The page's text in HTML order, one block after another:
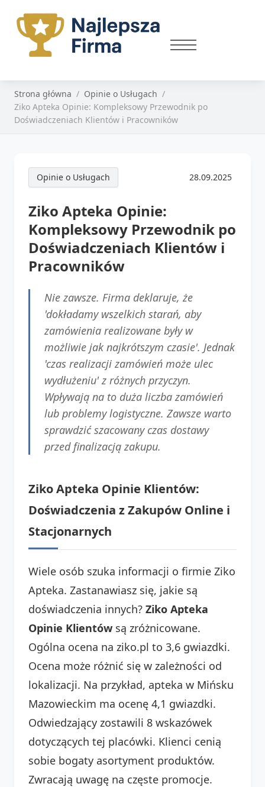
Strona główna
Opinie o Usługach
Ziko Apteka Opinie: Kompleksowy Przewodnik po
Doświadczeniach Klientów i Pracowników
Opinie o Usługach 28.09.2025
Ziko Apteka Opinie:
Kompleksowy Przewodnik po
Doświadczeniach Klientów i
Pracowników
Nie zawsze. Firma deklaruje, że
'dokładamy wszelkich starań, aby
zamówienia realizowane były w
możliwie jak najkrótszym czasie'. Jednak
'czas realizacji zamówień może ulec
wydłużeniu' z różnych przyczyn.
Wpływają na to duża liczba zamówień
lub problemy logistyczne. Zawsze warto
sprawdzić szacowany czas dostawy
przed finalizacją zakupu.
Ziko Apteka Opinie Klientów:
Doświadczenia z Zakupów Online i
Stacjonarnych
Wiele osób szuka informacji o firmie Ziko
Apteka. Zastanawiasz się, jakie są
doświadczenia innych? Ziko Apteka
Opinie Klientów są zróżnicowane.
Ogólna ocena na ziko.pl to 3,6 gwiazdki.
Ocena może różnić się w zależności od
lokalizacji. Na przykład, apteka w Mińsku
Mazowieckim ma ocenę 4,1 gwiazdki.
Odwiedzający zostawili 8 wskazówek
dotyczących tej placówki. Klienci cenią
sobie bogaty asortyment produktów.
Zwracają uwagę na częste promocje.